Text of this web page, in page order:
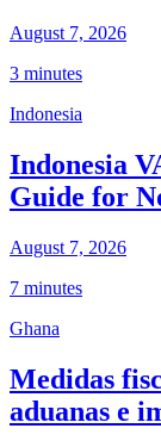
August 7, 2026
3 minutes
Indonesia
Indonesia
Guide for
August 7, 2026
7 minutes
Ghana
Medidas
aduanas e